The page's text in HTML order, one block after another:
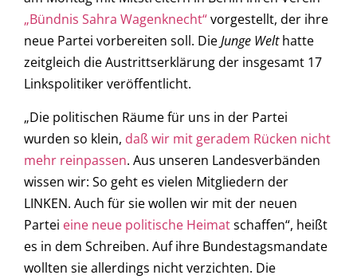
„Bündnis Sahra Wagenknecht“vorgestellt, der ihre
neue Partei vorbereiten soll. DieJunge Welthatte
zeitgleich die Austrittserklärung der insgesamt 17
Linkspolitiker veröffentlicht.
„Die politischen Räume für uns in der Partei
wurden so klein, daß wir mit geradem Rücken nicht
mehr reinpassen. Aus unseren Landesverbänden
wissen wir: So geht es vielen Mitgliedern der
LINKEN. Auch für sie wollen wir mit der neuen
Partei eine neue politische Heimatschaffen“, heißt
es in dem Schreiben. Auf ihre Bundestagsmandate
wollten sie allerdings nicht verzichten. Die